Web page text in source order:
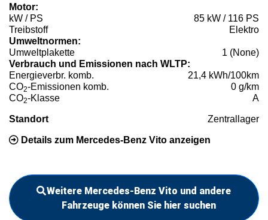
Motor:
kW / PS
85 kW / 116 PS
Treibstoff
Elektro
Umweltnormen:
Umweltplakette
1 (None)
Verbrauch und Emissionen nach WLTP:
Energieverbr. komb.
21,4 kWh/100km
CO2-Emissionen komb.
0 g/km
CO2-Klasse A
Standort Zentrallager
Details zum Mercedes-Benz Vito anzeigen
Weitere Mercedes-Benz Vito und andere
Fahrzeuge können Sie hier suchen